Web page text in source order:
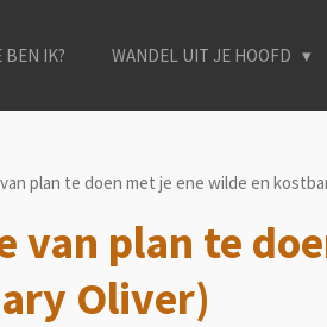
BEN IK? WANDEL UIT JE HOOFD
plan te doen met je ene wilde en
van plan te
Oliver)